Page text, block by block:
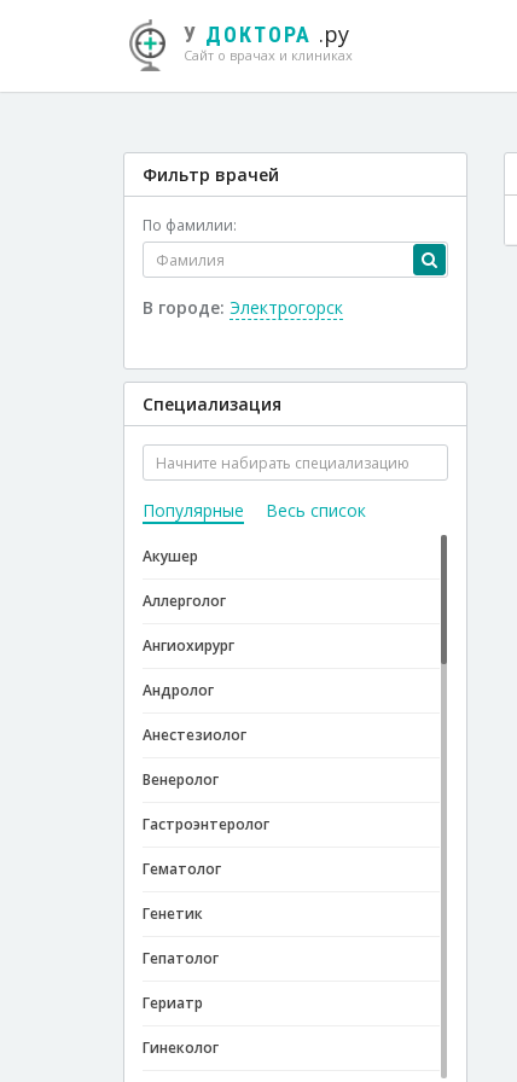
У ДОКТОРА .ру
Сайт о врачах и клиниках
Фильтр врачей
По фамилии:
В городе: Электрогорск
Специализация
Популярные Весь список
Акушер
Аллерголог
Ангиохирург
Андролог
Анестезиолог
Венеролог
Гастроэнтеролог
Гематолог
Генетик
Гепатолог
Гериатр
Гинеколог